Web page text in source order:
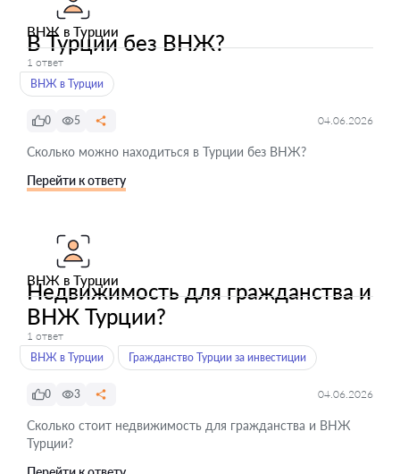
ВНЖ в Турции
В Турции без ВНЖ?
1 ответ
ВНЖ в Турции
0 5 04.06.2026
Сколько можно находиться в Турции без ВНЖ?
Перейти к ответу
ВНЖ в Турции
Недвижимость для гражданства и
ВНЖ Турции?
1 ответ
ВНЖ в Турции
Гражданство Турции за инвестиции
0 3 04.06.2026
Сколько стоит недвижимость для гражданства и ВНЖ
Турции?